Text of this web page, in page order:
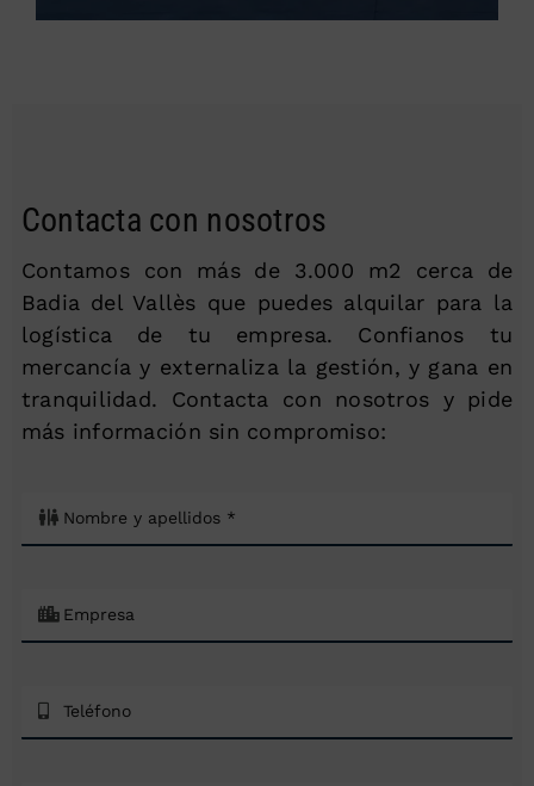
Contacta con nosotros
Contamos con más de 3.000 m2 cerca de
Badia del Vallès que puedes alquilar para la
logística de tu empresa. Confianos tu
mercancía y externaliza la gestión, y gana en
tranquilidad. Contacta con nosotros y pide
más información sin compromiso: